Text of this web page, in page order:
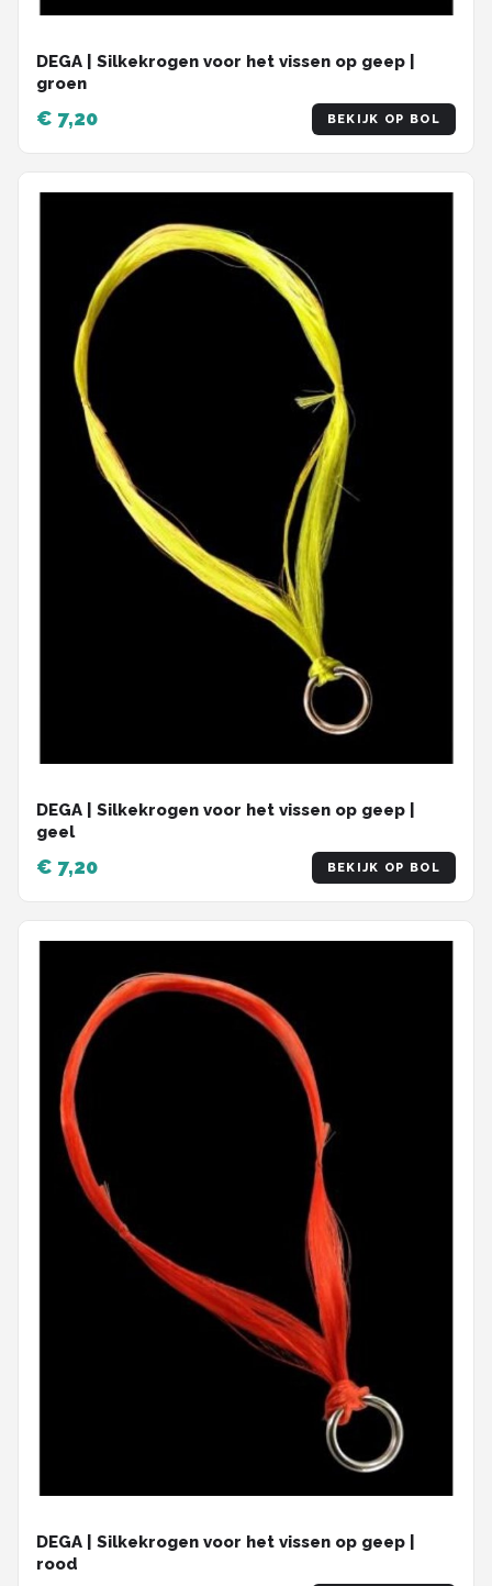
DEGA | Silkekrogen voor het vissen op geep |
groen
€ 7,20 BEKIJK OP BOL
DEGA | Silkekrogen voor het vissen op geep |
geel
€ 7,20 BEKIJK OP BOL
DEGA | Silkekrogen voor het vissen op geep |
rood